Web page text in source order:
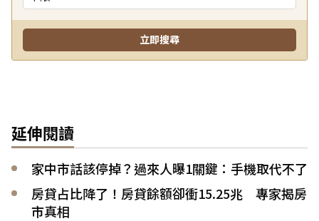
延伸閱讀
家中市話該停掉？過來人曝1關鍵：手機取代不了
房貸占比降了！房貸餘額卻衝15.25兆 專家揭房
市真相